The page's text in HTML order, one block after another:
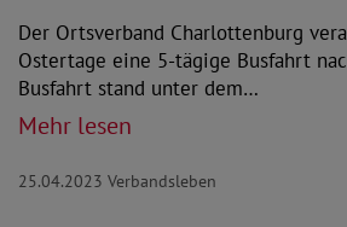
Der Ortsverband Charlottenburg
Ostertage eine 5-tägige Busfahrt
Busfahrt stand unter dem…
Mehr lesen
25.04.2023 Verbandsleben